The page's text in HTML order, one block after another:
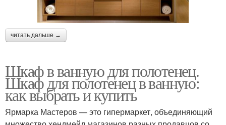
читать дальше →
Шкаф в ванную для полотенец.
Шкаф для полотенец в ванную:
как выбрать и купить
Ярмарка Мастеров — это гипермаркет, объединяющий